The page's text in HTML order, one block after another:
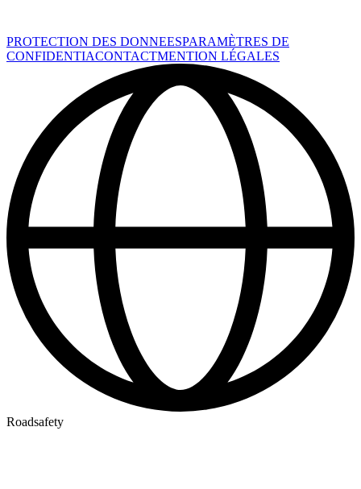
PROTECTION DES DONNEESPARAMÈTRES DE
CONFIDENTIACONTACTMENTION LÉGALES
Roadsafety